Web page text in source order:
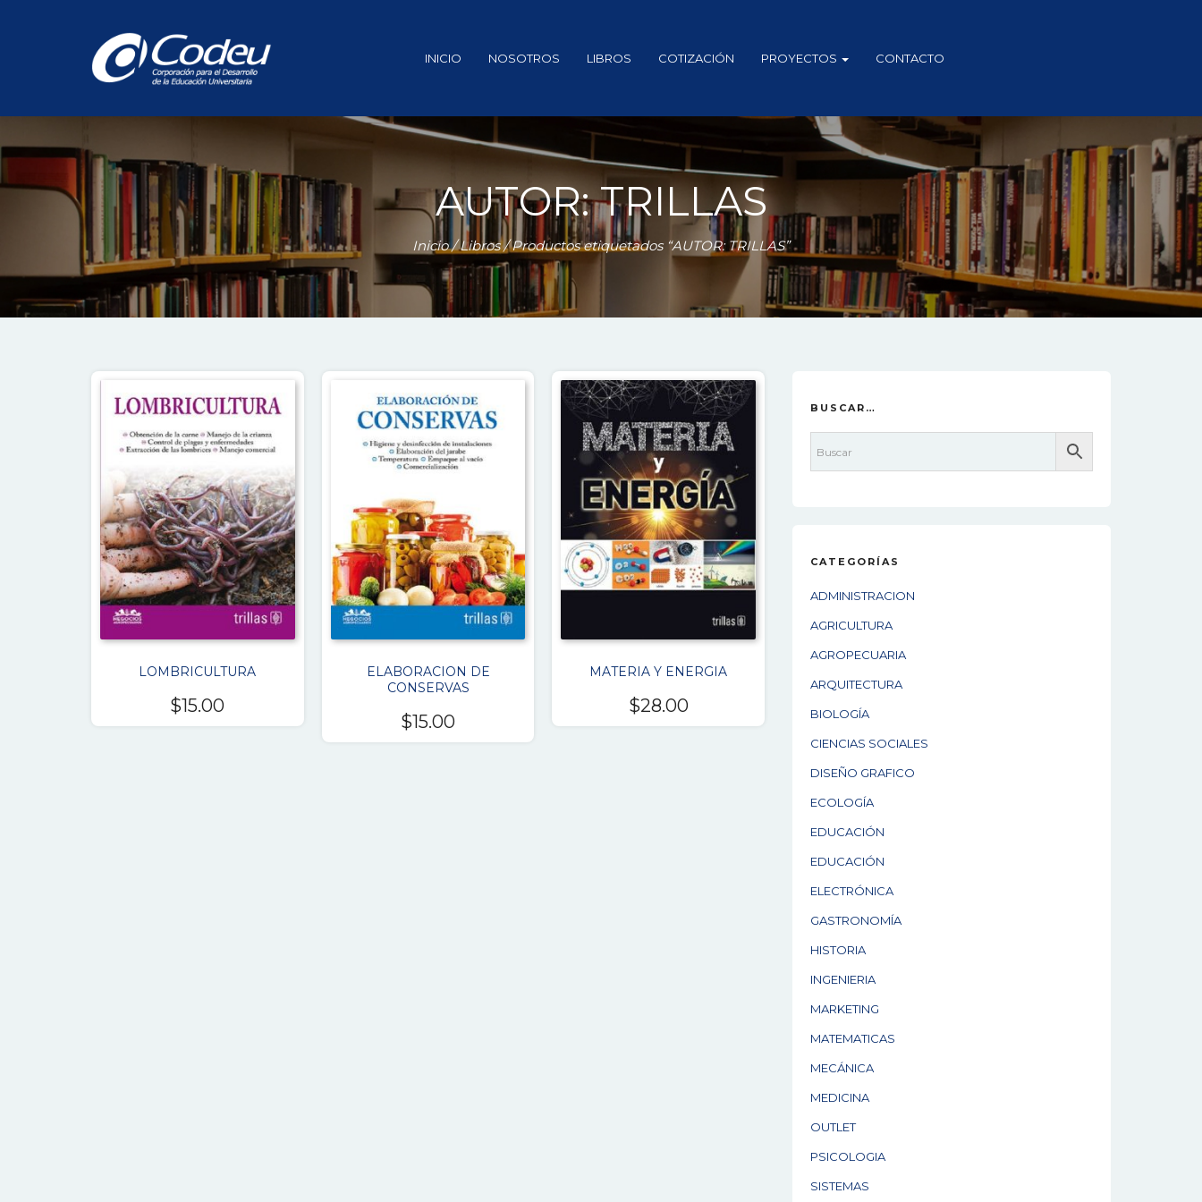
INICIO NOSOTROS LIBROS COTIZACIÓN PROYECTOS CONTACTO
AUTOR: TRILLAS
Inicio/Libros/ Productos etiquetados “AUTOR: TRILLAS”
LOMBRICULTURA
$15.00
ELABORACION DE
CONSERVAS
$15.00
MATERIA Y ENERGIA
$28.00
BUSCAR…
CATEGORÍAS
ADMINISTRACION
AGRICULTURA
AGROPECUARIA
ARQUITECTURA
BIOLOGÍA
CIENCIAS SOCIALES
DISEÑO GRAFICO
ECOLOGÍA
EDUCACIÓN
EDUCACIÓN
ELECTRÓNICA
GASTRONOMÍA
HISTORIA
INGENIERIA
MARKETING
MATEMATICAS
MECÁNICA
MEDICINA
OUTLET
PSICOLOGIA
SISTEMAS